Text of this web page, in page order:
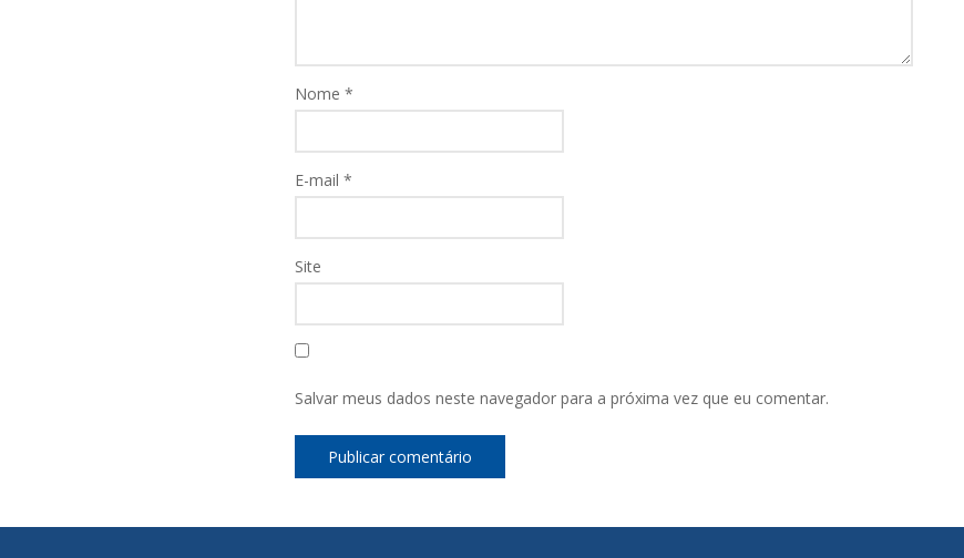
Nome *
E-mail *
Site
Salvar meus dados neste navegador para a próxima vez que eu comentar.